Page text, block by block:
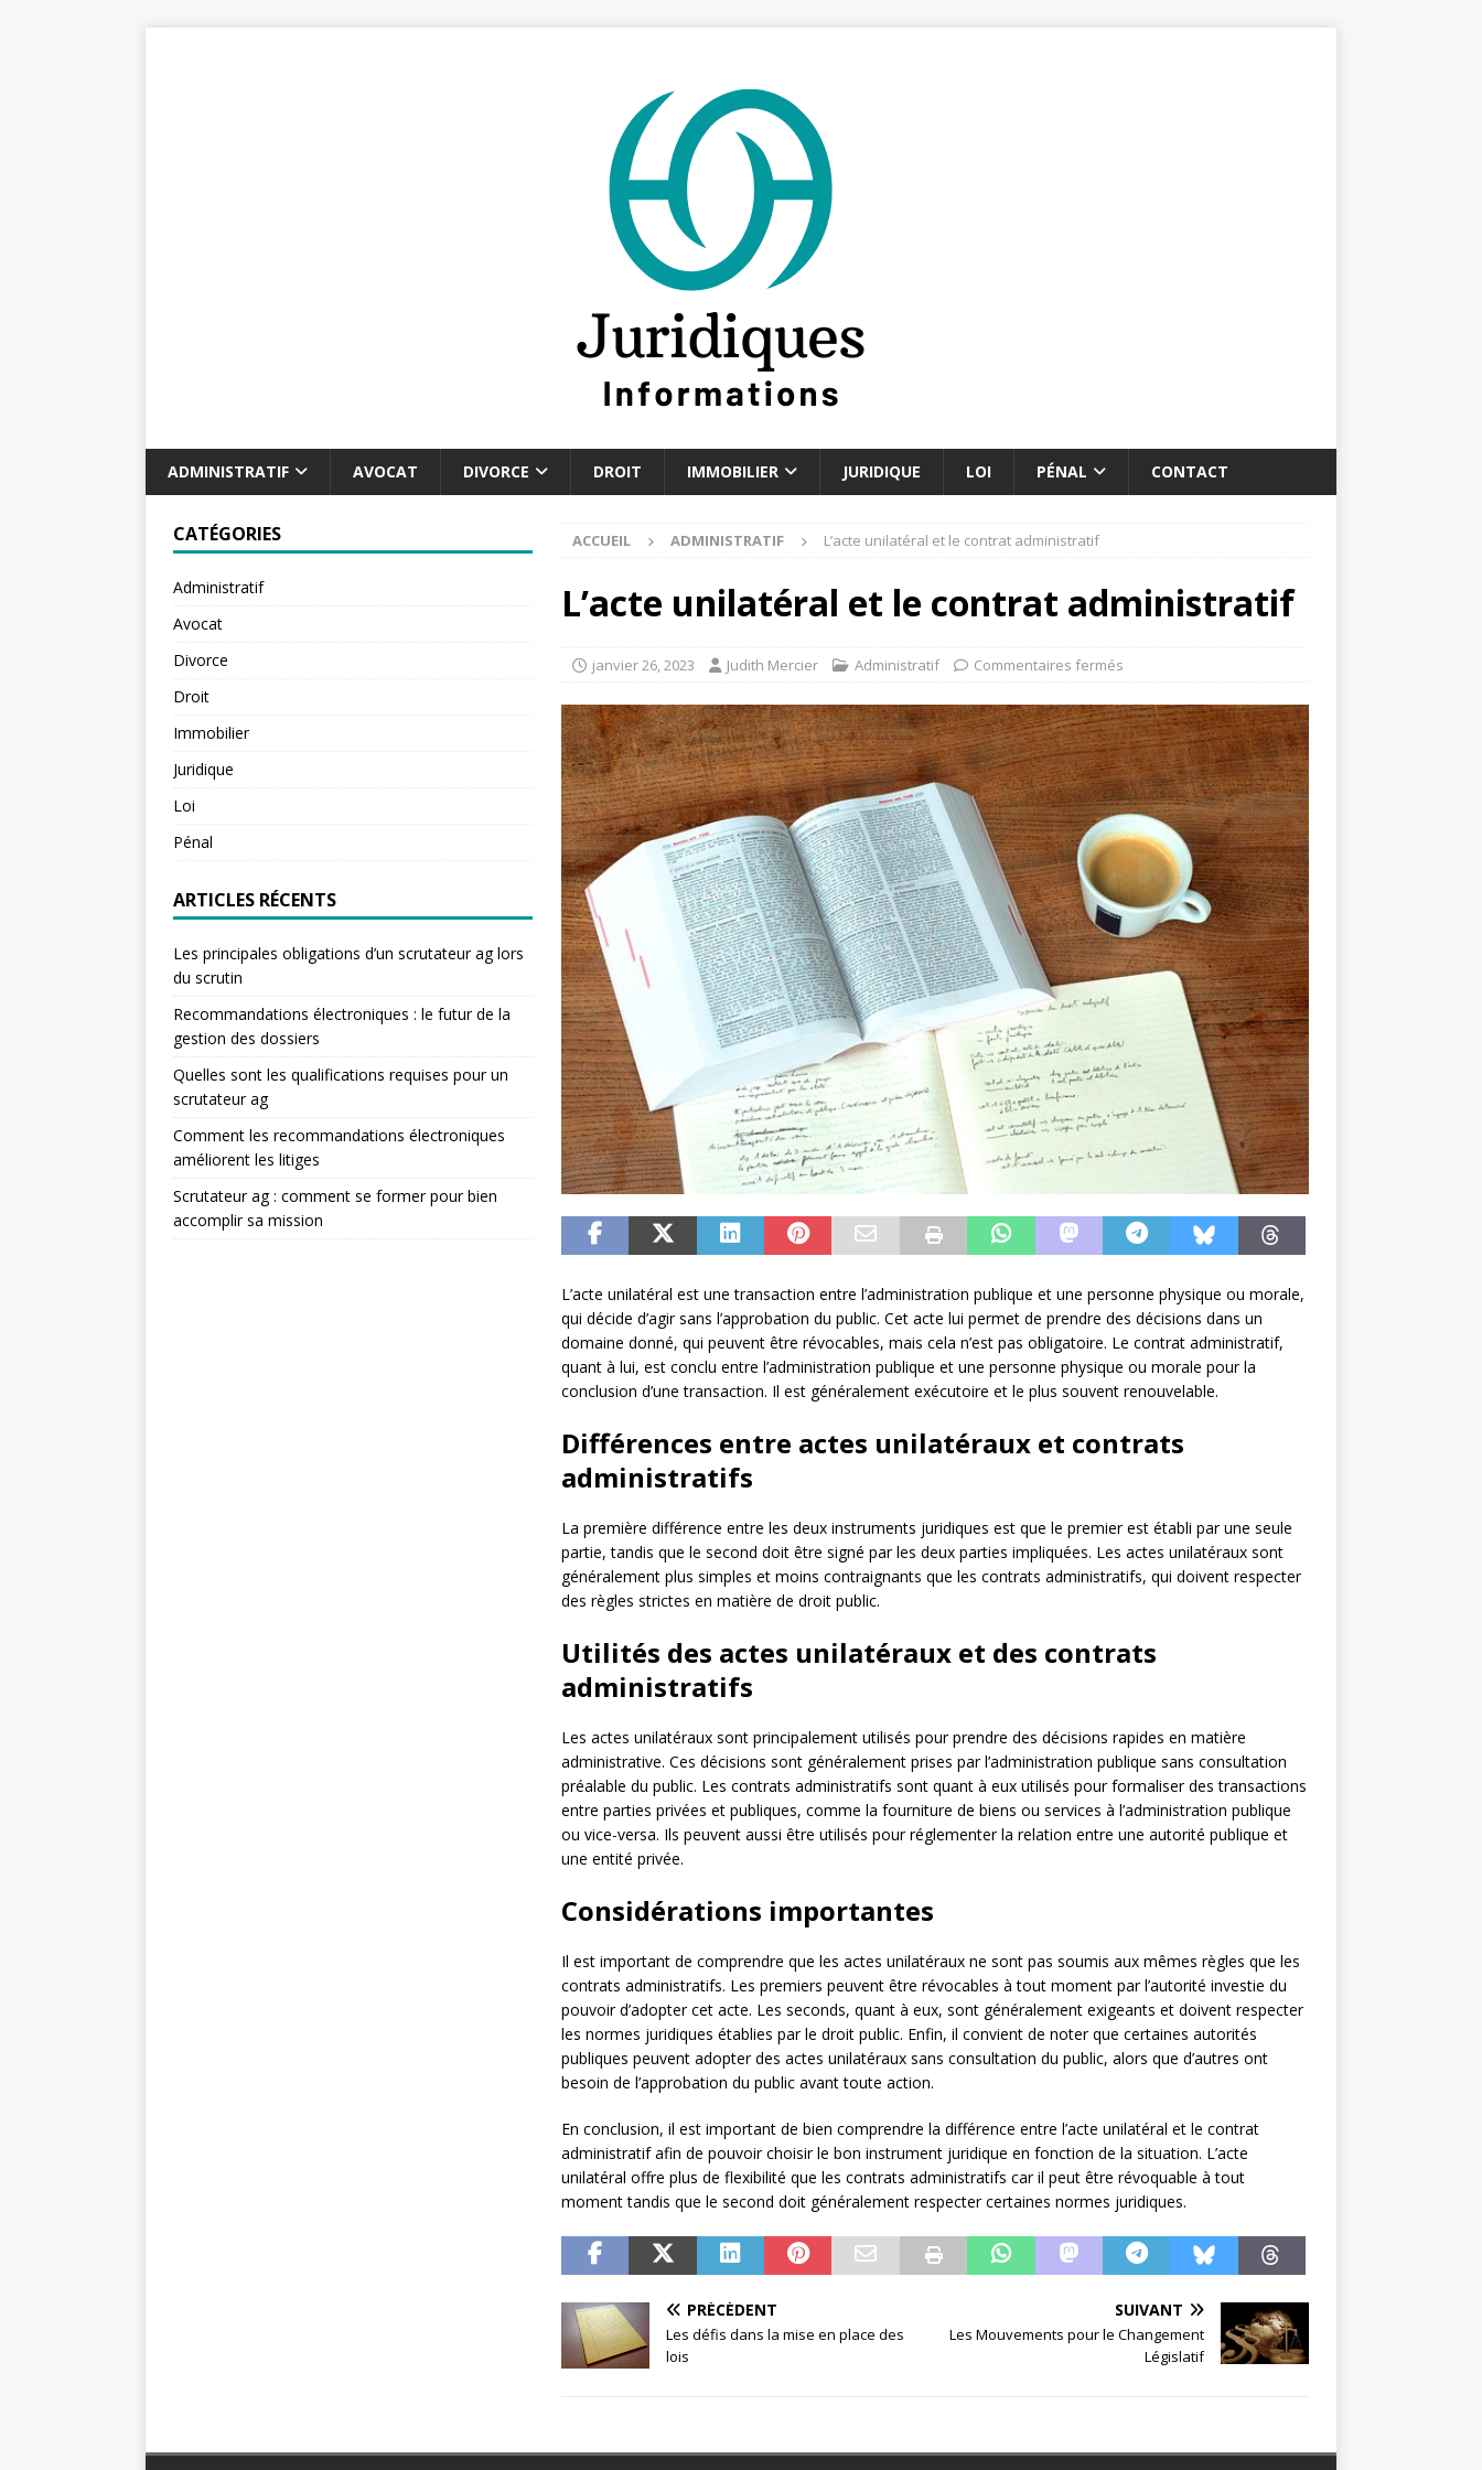
ADMINISTRATIF AVOCAT DIVORCE DROIT IMMOBILIER JURIDIQUE LOI PÉNAL CONTACT
ACCUEIL ADMINISTRATIF L’acte unilatéral et le contrat administratif
L’acte unilatéral et le contrat administratif
janvier 26, 2023 Judith Mercier Administratif Commentaires fermés
L’acte unilatéral est une transaction entre l’administration publique et une personne physique ou morale,
qui décide d’agir sans l’approbation du public. Cet acte lui permet de prendre des décisions dans un
domaine donné, qui peuvent être révocables, mais cela n’est pas obligatoire. Le contrat administratif,
quant à lui, est conclu entre l’administration publique et une personne physique ou morale pour la
conclusion d’une transaction. Il est généralement exécutoire et le plus souvent renouvelable.
Différences entre actes unilatéraux et contrats
administratifs
La première différence entre les deux instruments juridiques est que le premier est établi par une seule
partie, tandis que le second doit être signé par les deux parties impliquées. Les actes unilatéraux sont
généralement plus simples et moins contraignants que les contrats administratifs, qui doivent respecter
des règles strictes en matière de droit public.
Utilités des actes unilatéraux et des contrats
administratifs
Les actes unilatéraux sont principalement utilisés pour prendre des décisions rapides en matière
administrative. Ces décisions sont généralement prises par l’administration publique sans consultation
préalable du public. Les contrats administratifs sont quant à eux utilisés pour formaliser des transactions
entre parties privées et publiques, comme la fourniture de biens ou services à l’administration publique
ou vice-versa. Ils peuvent aussi être utilisés pour réglementer la relation entre une autorité publique et
une entité privée.
Considérations importantes
Il est important de comprendre que les actes unilatéraux ne sont pas soumis aux mêmes règles que les
contrats administratifs. Les premiers peuvent être révocables à tout moment par l’autorité investie du
pouvoir d’adopter cet acte. Les seconds, quant à eux, sont généralement exigeants et doivent respecter
les normes juridiques établies par le droit public. Enfin, il convient de noter que certaines autorités
publiques peuvent adopter des actes unilatéraux sans consultation du public, alors que d’autres ont
besoin de l’approbation du public avant toute action.
En conclusion, il est important de bien comprendre la différence entre l’acte unilatéral et le contrat
administratif afin de pouvoir choisir le bon instrument juridique en fonction de la situation. L’acte
unilatéral offre plus de flexibilité que les contrats administratifs car il peut être révoquable à tout
moment tandis que le second doit généralement respecter certaines normes juridiques.
PRÉCÉDENT
Les défis dans la mise en place des
lois
SUIVANT
Les Mouvements pour le Changement
Législatif
CATÉGORIES
Administratif
Avocat
Divorce
Droit
Immobilier
Juridique
Loi
Pénal
ARTICLES RÉCENTS
Les principales obligations d’un scrutateur ag lors
du scrutin
Recommandations électroniques : le futur de la
gestion des dossiers
Quelles sont les qualifications requises pour un
scrutateur ag
Comment les recommandations électroniques
améliorent les litiges
Scrutateur ag : comment se former pour bien
accomplir sa mission